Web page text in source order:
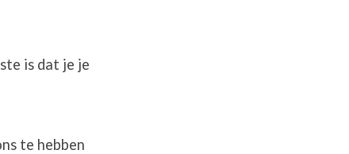
is dat je je
te hebben